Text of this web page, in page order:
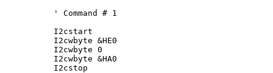
' Command # 1
I2cstart
I2cwbyte
I2cwbyte 0
I2cwbyte &HA0
I2cstop